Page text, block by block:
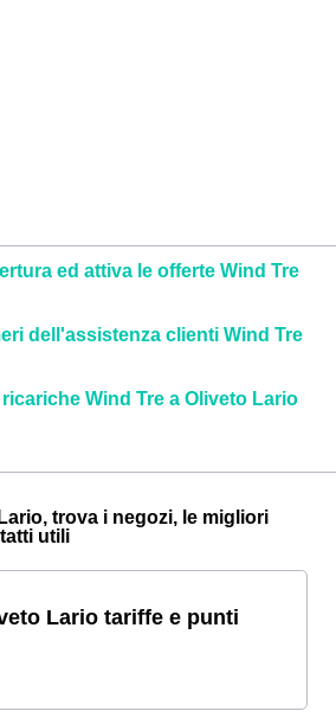
ed attiva le offerte Wind Tre
dell'assistenza clienti Wind Tre
Wind Tre a Oliveto Lario
trova i negozi, le migliori
utili
Lario tariffe e punti